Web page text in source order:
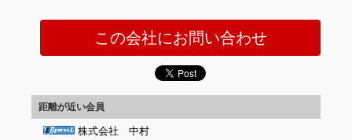
この会社にお問い合わせ
距離が近い会員
株式会社 中村